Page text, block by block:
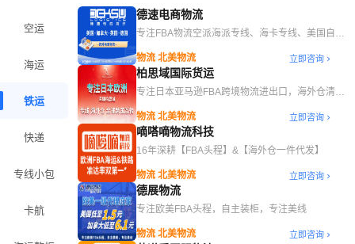
空运
海运
铁运
快递
专线小包
卡航
德速电商物流
专注FBA物流空派海派专线、海卡专线、美国自营
物流 北美物流
立即咨询
柏思域国际货运
专注日本亚马逊FBA跨境物流进出口，海外仓清库
物流 北美物流
立即咨询
嘀嗒嘀物流科技
16年深耕【FBA头程】&【海外仓一件代发】
物流 北美物流 立即咨询
德展物流
专注欧美FBA头程，自主装柜，专注美线
物流 北美物流 立即咨询